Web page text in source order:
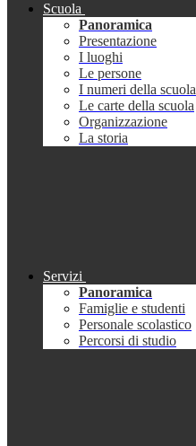
Scuola
Panoramica
Presentazione
I luoghi
Le persone
I numeri della scuola
Le carte della scuola
Organizzazione
La storia
Servizi
Panoramica
Famiglie e studenti
Personale scolastico
Percorsi di studio